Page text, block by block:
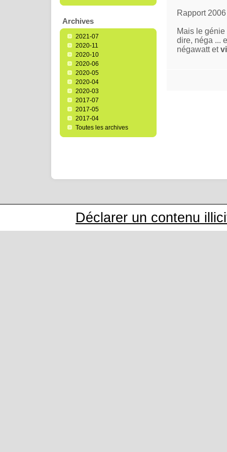
Archives
2021-07
2020-11
2020-10
2020-06
2020-05
2020-04
2020-03
2017-07
2017-05
2017-04
Toutes les archives
Rapport
Mais le
dire, néga ...
négawatt et
Déclarer un contenu